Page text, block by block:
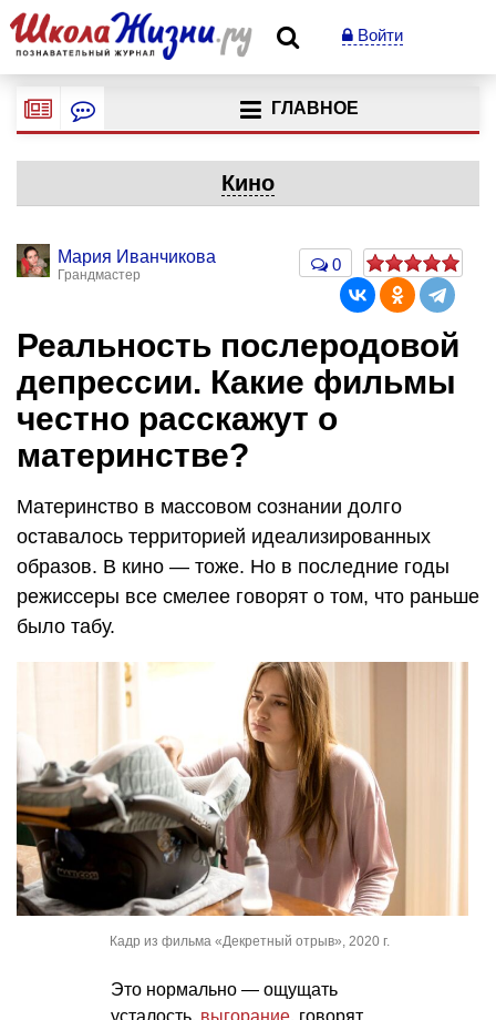
Войти
ГЛАВНОЕ
Кино
Мария Иванчикова
Грандмастер
0
Реальность послеродовой
депрессии. Какие фильмы
честно расскажут о
материнстве?
Материнство в массовом сознании долго
оставалось территорией идеализированных
образов. В кино — тоже. Но в последние годы
режиссеры все смелее говорят о том, что раньше
было табу.
Кадр из фильма «Декретный отрыв», 2020 г.
Это нормально — ощущать